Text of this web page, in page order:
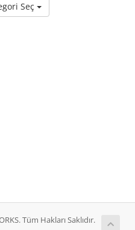
Seç
Tüm Hakları Saklıdır.